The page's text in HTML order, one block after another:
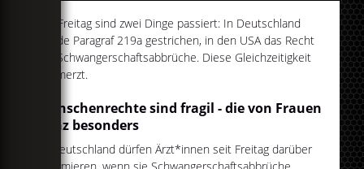
Am Freitag sind zwei Dinge passiert: In Deutschland
wurde Paragraf 219a gestrichen, in den USA das Recht
auf Schwangerschaftsabbrüche. Diese Gleichzeitigkeit
schmerzt.
Menschenrechte sind fragil - die von Frauen
ganz besonders
In Deutschland dürfen Ärzt*innen seit Freitag darüber